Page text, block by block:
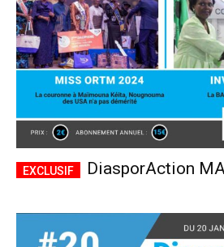
DiasporAction